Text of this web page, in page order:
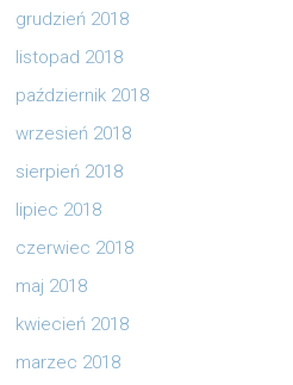
grudzień 2018
listopad 2018
październik 2018
wrzesień 2018
sierpień 2018
lipiec 2018
czerwiec 2018
maj 2018
kwiecień 2018
marzec 2018